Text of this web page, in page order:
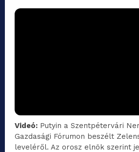
Videó: Putyin a Szentpétervári
Gazdasági Fórumon beszélt
leveléről. Az orosz elnök szerint